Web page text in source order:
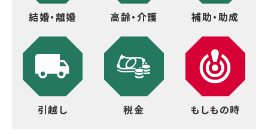
結婚・離婚 高齢・介護 補助・助成
引越し 税金 もしもの時